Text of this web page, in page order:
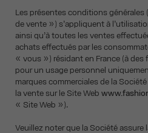
Les présentes conditions
de vente ») s’appliquent à
ainsi qu’à toutes les ventes
achats effectués par les
« vous ») résidant en France (à des
pour un usage personnel
marques commerciales de la
la vente sur le Site Web
« Site Web »).
Veuillez noter que la Société assure